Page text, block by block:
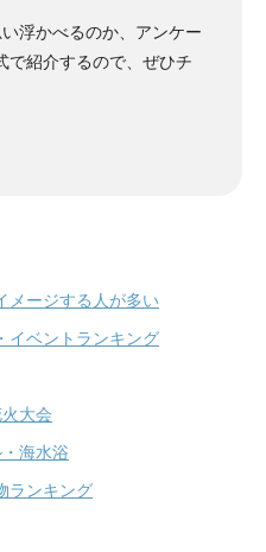
浮かべるのか、アンケー
で紹介するので、ぜひチ
メージする人が多い
イベントランキング
大会
海水浴
ランキング